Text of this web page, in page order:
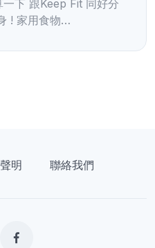
下 跟Keep Fit 同好分
! 家用食物…
明 聯絡我們